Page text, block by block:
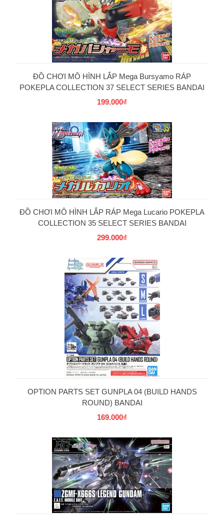
ĐỒ CHƠI MÔ HÌNH LẮP Mega Bursyamo RÁP
POKEPLA COLLECTION 37 SELECT SERIES BANDAI
199.000₫
ĐỒ CHƠI MÔ HÌNH LẮP RÁP Mega Lucario POKEPLA
COLLECTION 35 SELECT SERIES BANDAI
299.000₫
OPTION PARTS SET GUNPLA 04 (BUILD HANDS
ROUND) BANDAI
169.000₫